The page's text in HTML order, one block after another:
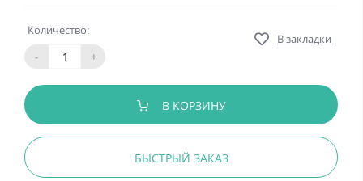
Количество:
-
+
В закладки
В КОРЗИНУ
БЫСТРЫЙ ЗАКАЗ